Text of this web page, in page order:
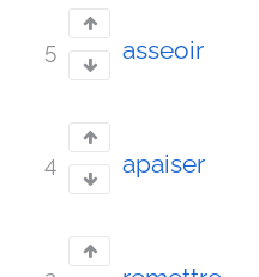
5 asseoir
4 apaiser